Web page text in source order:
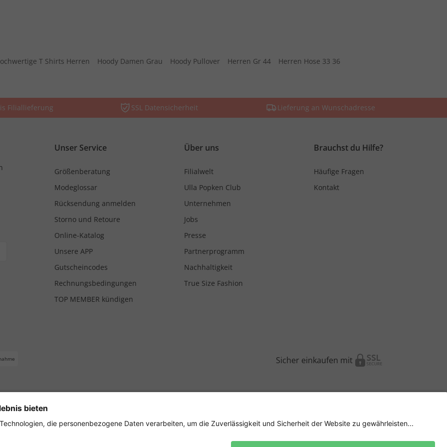
T Shirts Herren Hoody Damen Grau Hoody Pullover Herren Gr 44 Herren Hose 33 36
Filiallieferung SSL Datensicherheit Lieferung an Wunschadresse
Unser Service
Größenberatung
Modeglossar
Rücksendung anmelden
Storno und Retoure
Online-Katalog
Unsere APP
Gutscheincodes
Rechnungsbedingungen
TOP MEMBER kündigen
Über uns
Filialwelt
Ulla Popken Club
Unternehmen
Jobs
Presse
Partnerprogramm
Nachhaltigkeit
True Size Fashion
Brauchst du Hilfe?
Häufige Fragen
Kontakt
Sicher einkaufen mit